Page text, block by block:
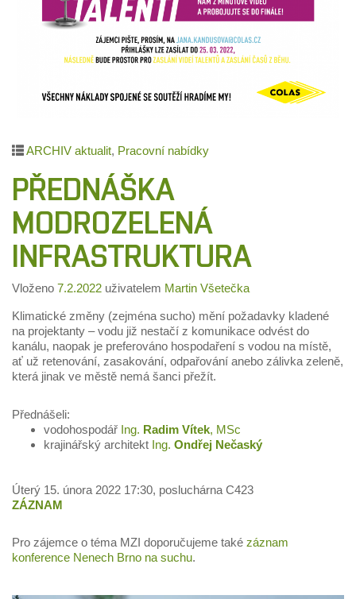
ARCHIV aktualit, Pracovní nabídky
PŘEDNÁŠKA
MODROZELENÁ
INFRASTRUKTURA
Vloženo 7.2.2022 uživatelem Martin Všetečka
Klimatické změny (zejména sucho) mění požadavky kladené
na projektanty – vodu již nestačí z komunikace odvést do
kanálu, naopak je preferováno hospodaření s vodou na místě,
ať už retenování, zasakování, odpařování anebo zálivka zeleně,
která jinak ve městě nemá šanci přežít.
Přednášeli:
vodohospodář Ing. Radim Vítek, MSc
krajinářský architekt Ing. Ondřej Nečaský
Úterý 15. února 2022 17:30, posluchárna C423
ZÁZNAM
Pro zájemce o téma MZI doporučujeme také záznam
konference Nenech Brno na suchu.